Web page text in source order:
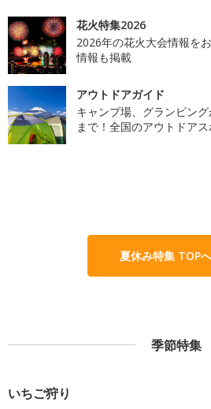
花火特集2026
2026年の花火大会情報を
情報も掲載
アウトドアガイド
キャンプ場、グランピン
まで！全国のアウトドア
夏休み特集 TOP
季節特集
いちご狩り